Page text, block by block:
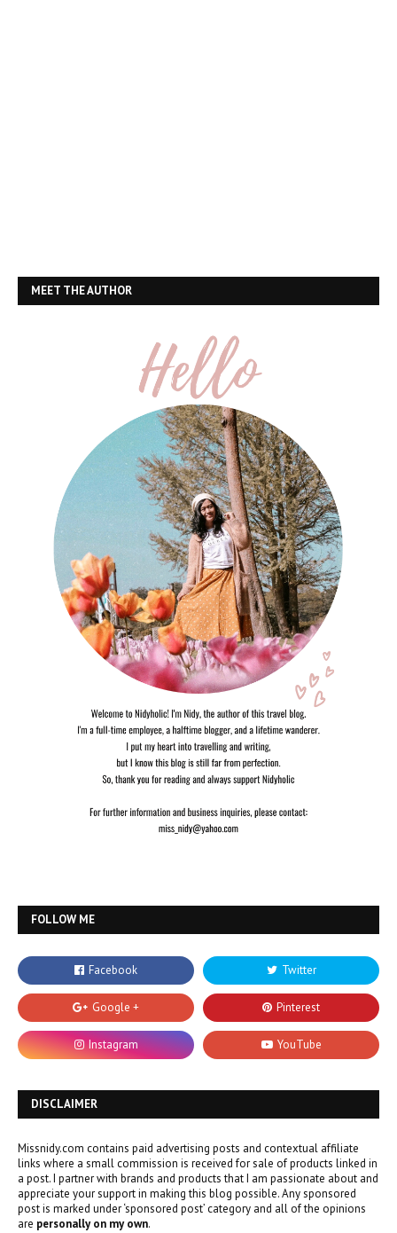
MEET THE AUTHOR
FOLLOW ME
DISCLAIMER
Missnidy.com contains paid advertising posts and contextual affiliate
links where a small commission is received for sale of products linked in
a post. I partner with brands and products that I am passionate about and
appreciate your support in making this blog possible. Any sponsored
post is marked under ‘sponsored post’ category and all of the opinions
are personally on my own.